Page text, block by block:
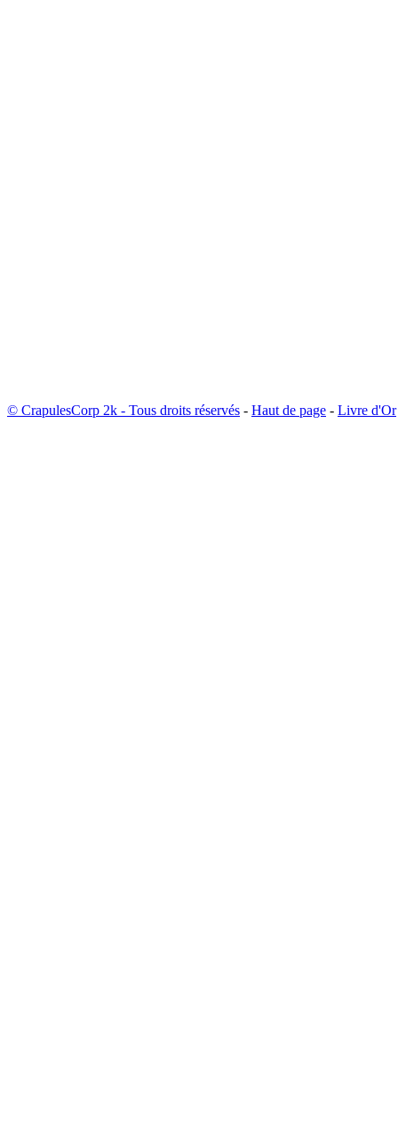
© CrapulesCorp 2k - Tous droits réservés - Haut de page - Livre d'Or